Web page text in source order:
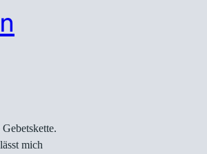
mich